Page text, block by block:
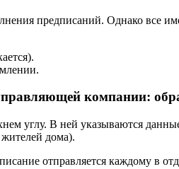
предписаний. Однако все
компании:
углу. В ней указываются
дома).
отправляется каждому в